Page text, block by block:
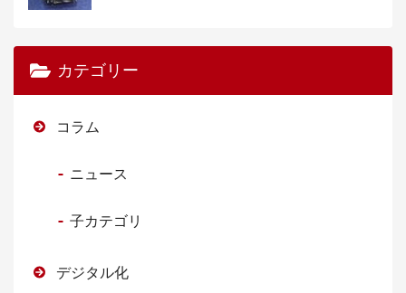
カテゴリー
コラム
ニュース
子カテゴリ
デジタル化